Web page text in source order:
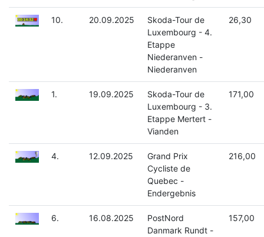
10. 20.09.2025
Skoda-Tour de
Luxembourg - 4.
Etappe
Niederanven -
Niederanven
26,30
1. 19.09.2025
Skoda-Tour de
Luxembourg - 3.
Etappe Mertert -
Vianden
171,00
4. 12.09.2025
Grand Prix
Cycliste de
Quebec -
Endergebnis
216,00
6. 16.08.2025
PostNord
Danmark Rundt -
157,00